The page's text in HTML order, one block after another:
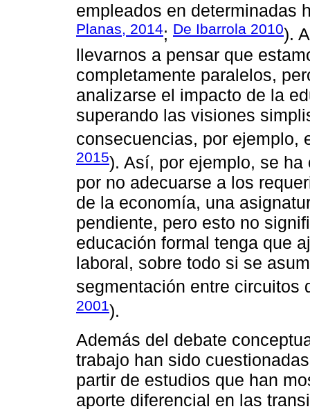
empleados en determinadas
Planas, 2014; De Ibarrola 2010).
llevarnos a pensar que
completamente paralelos,
analizarse el impacto de la
superando las visiones
consecuencias, por ejemplo,
2015). Así, por ejemplo, se
por no adecuarse a los
de la economía, una
pendiente, pero esto no
educación formal tenga que
laboral, sobre todo si se
segmentación entre circuitos
2001).
Además del debate
trabajo han sido
partir de estudios que han
aporte diferencial en las